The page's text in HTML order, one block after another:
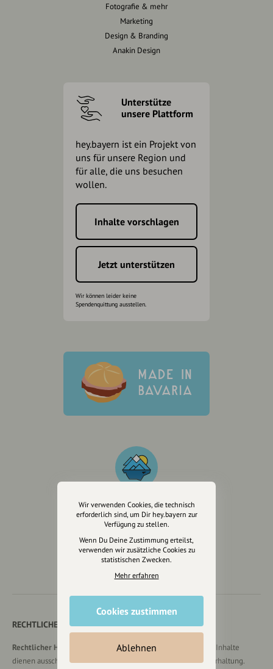
Fotografie & mehr
Marketing
Design & Branding
Anakin Design
Unterstütze
unsere Plattform
hey.bayern ist ein Projekt von
uns für unsere Region und
für alle, die uns besuchen
wollen.
Inhalte vorschlagen
Jetzt unterstützen
Wir können leider keine
Spendenquittung ausstellen.
Wir sind auch auf
RECHTLICHER HINWEIS UND TRANSPARENZHINWEIS
Rechtlicher Hinweis:
Die auf dieser Website veröffentlichten Inhalte
dienen ausschließlich der allgemeinen Information und Unterhaltung.
Wir verwenden Cookies, die technisch
erforderlich sind, um Dir hey.bayern zur
Verfügung zu stellen.
Wenn Du Deine Zustimmung erteilst,
verwenden wir zusätzliche Cookies zu
statistischen Zwecken.
Mehr erfahren
Cookies zustimmen
Ablehnen